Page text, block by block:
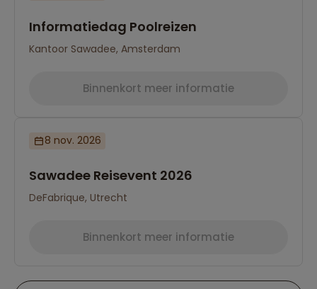
Informatiedag Poolreizen
Kantoor Sawadee, Amsterdam
Binnenkort meer informatie
8 nov. 2026
Sawadee Reisevent 2026
DeFabrique, Utrecht
Binnenkort meer informatie